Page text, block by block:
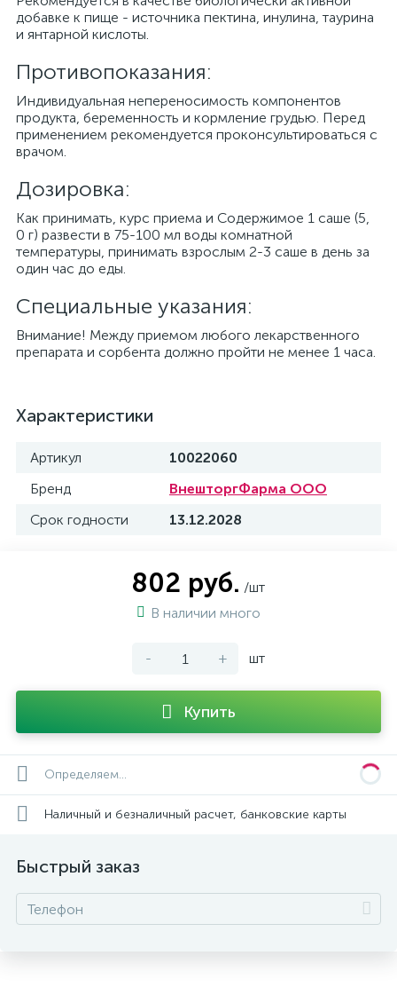
добавке к пище - источника пектина, инулина, таурина
и янтарной кислоты.
Противопоказания:
Индивидуальная непереносимость компонентов
продукта, беременность и кормление грудью. Перед
применением рекомендуется проконсультироваться с
врачом.
Дозировка:
Как принимать, курс приема и Содержимое 1 саше (5,
0 г) развести в 75-100 мл воды комнатной
температуры, принимать взрослым 2-3 саше в день за
один час до еды.
Специальные указания:
Внимание! Между приемом любого лекарственного
препарата и сорбента должно пройти не менее 1 часа.
Характеристики
Артикул
10022060
Бренд
ВнешторгФарма ООО
Срок годности
13.12.2028
802 руб. /шт
В наличии много
- + шт
Купить
Определяем...
Наличный и безналичный расчет, банковские карты
Быстрый заказ